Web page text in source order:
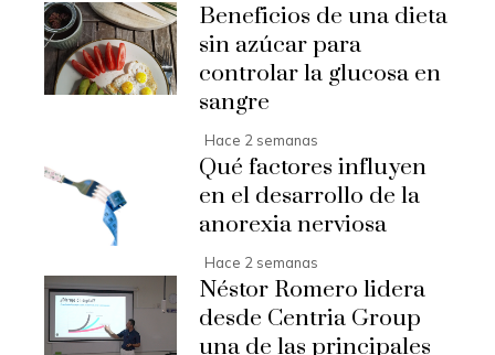
Beneficios de una dieta
sin azúcar para
controlar la glucosa en
sangre
Hace 2 semanas
Qué factores influyen
en el desarrollo de la
anorexia nerviosa
Hace 2 semanas
Néstor Romero lidera
desde Centria Group
una de las principales